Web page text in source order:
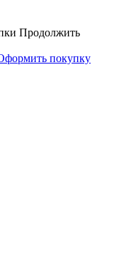
Продолжить
покупку